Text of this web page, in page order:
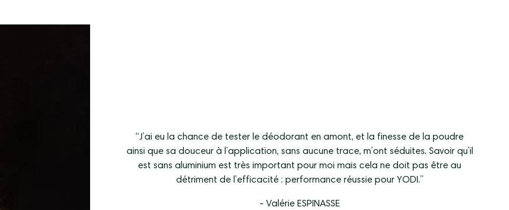
“J’ai eu la chance de tester le déodorant en amont, et la finesse de la poudre
ainsi que sa douceur à l’application, sans aucune trace, m’ont séduites. Savoir qu’il
est sans aluminium est très important pour moi mais cela ne doit pas être au
détriment de l’efficacité : performance réussie pour YODI.”
- Valérie ESPINASSE